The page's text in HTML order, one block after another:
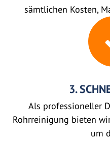
sämtlichen Kosten,
3.
Als professioneller
Rohrreinigung bieten
um